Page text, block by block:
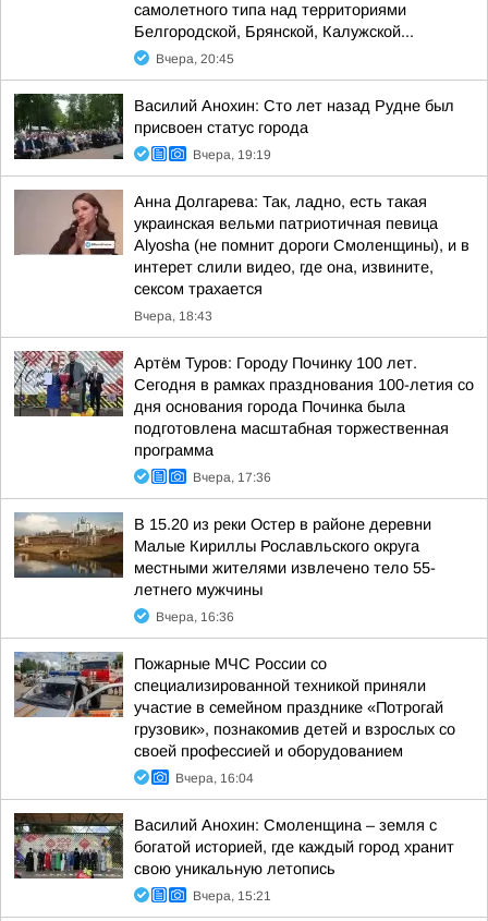
самолетного типа над территориями
Белгородской, Брянской, Калужской...
Вчера, 20:45
Василий Анохин: Сто лет назад Рудне был
присвоен статус города
Вчера, 19:19
Анна Долгарева: Так, ладно, есть такая
украинская вельми патриотичная певица
Alyosha (не помнит дороги Смоленщины), и в
интерет слили видео, где она, извините,
сексом трахается
Вчера, 18:43
Артём Туров: Городу Починку 100 лет.
Сегодня в рамках празднования 100-летия со
дня основания города Починка была
подготовлена масштабная торжественная
программа
Вчера, 17:36
В 15.20 из реки Остер в районе деревни
Малые Кириллы Рославльского округа
местными жителями извлечено тело 55-
летнего мужчины
Вчера, 16:36
Пожарные МЧС России со
специализированной техникой приняли
участие в семейном празднике «Потрогай
грузовик», познакомив детей и взрослых со
своей профессией и оборудованием
Вчера, 16:04
Василий Анохин: Смоленщина – земля с
богатой историей, где каждый город хранит
свою уникальную летопись
Вчера, 15:21